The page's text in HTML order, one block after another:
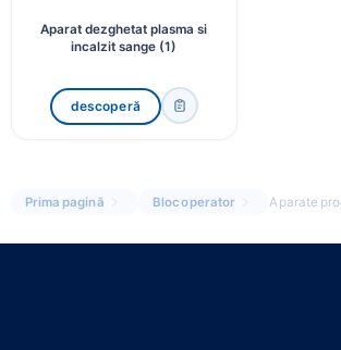
Aparat dezghetat plasma si
incalzit sange (1)
descoperă
Prima pagină Bloc operator Aparate